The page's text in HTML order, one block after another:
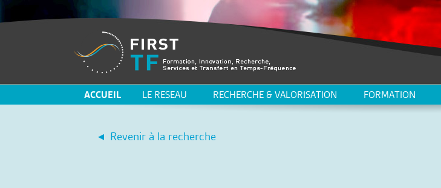
ACCUEIL LE RESEAU RECHERCHE & VALORISATION FORMATION
Revenir à la recherche